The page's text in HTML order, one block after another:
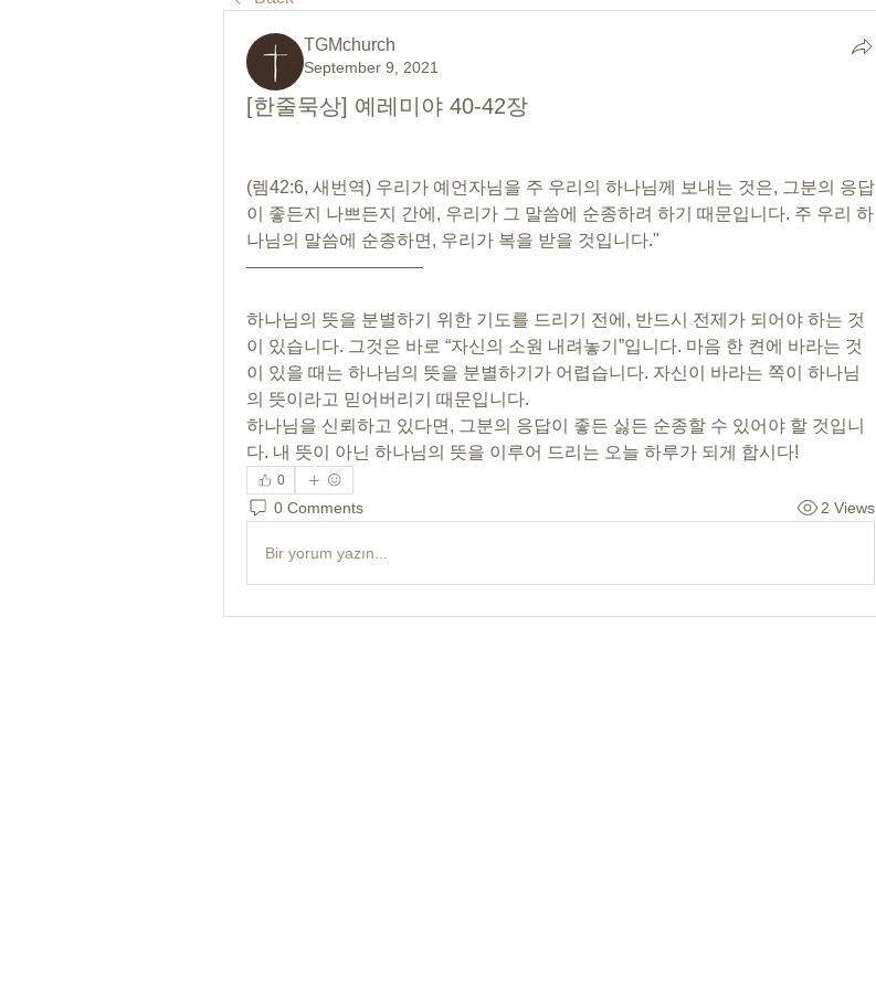
TGMchurch
September 9, 2021
[한줄묵상] 예레미야 40-42장
(렘42:6, 새번역) 우리가 예언자님을 주 우리의 하나님께 보내는 것은, 그분의 응답
이 좋든지 나쁘든지 간에, 우리가 그 말씀에 순종하려 하기 때문입니다. 주 우리 하
나님의 말씀에 순종하면, 우리가 복을 받을 것입니다."
——————————
하나님의 뜻을 분별하기 위한 기도를 드리기 전에, 반드시 전제가 되어야 하는 것
이 있습니다. 그것은 바로 “자신의 소원 내려놓기”입니다. 마음 한 켠에 바라는 것
이 있을 때는 하나님의 뜻을 분별하기가 어렵습니다. 자신이 바라는 쪽이 하나님
의 뜻이라고 믿어버리기 때문입니다.
하나님을 신뢰하고 있다면, 그분의 응답이 좋든 싫든 순종할 수 있어야 할 것입니
다. 내 뜻이 아닌 하나님의 뜻을 이루어 드리는 오늘 하루가 되게 합시다!
0
0 Comments 2 Views
Bir yorum yazın...